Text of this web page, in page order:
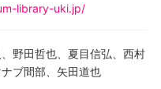
library-uki.jp/
野田哲也、夏目信弘、西村
ブ間部、矢田道也